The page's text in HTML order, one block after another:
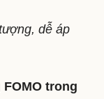
dễ áp
trong